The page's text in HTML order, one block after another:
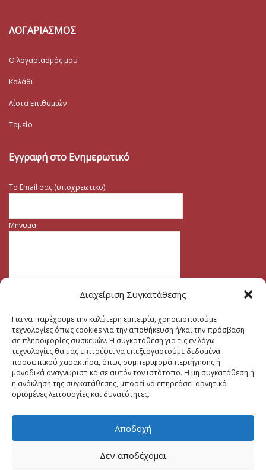
Διαχείριση Συγκατάθεσης
Για να παρέχουμε την καλύτερη εμπειρία, χρησιμοποιούμε
τεχνολογίες όπως cookies για την αποθήκευση ή/και την πρόσβαση
σε πληροφορίες συσκευών. Η συγκατάθεση για τις εν λόγω
τεχνολογίες θα μας επιτρέψει να επεξεργαστούμε δεδομένα
προσωπικού χαρακτήρα, όπως συμπεριφορά περιήγησης ή
μοναδικά αναγνωριστικά σε αυτόν τον ιστότοπο. Η μη συγκατάθεση ή
η ανάκληση της συγκατάθεσης, μπορεί να επηρεάσει αρνητικά
ορισμένες λειτουργίες και δυνατότητες.
Αποδοχή
Δεν αποδέχομαι
ΛΟΓΑΡΙΑΣΜΟΣ
Ο λογαριασμός μου
Καλάθι
Λίστα Επιθυμιών
Ταμείο
Εγγραφή στο Ενημερωτικό
Το Email σας (υποχρεωτικο)
Μηνυμα